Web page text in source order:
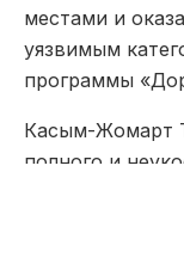
местами и
уязвимым
программы
Касым-Жомарт
полного и